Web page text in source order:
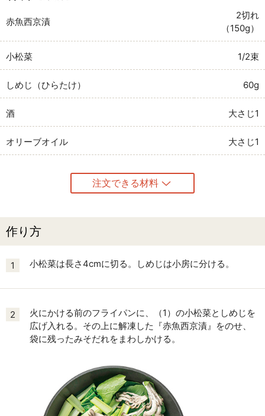
赤魚西京漬
2切れ
（150g）
小松菜 1/2束
しめじ（ひらたけ） 60g
酒 大さじ1
オリーブオイル 大さじ1
注文できる材料
作り方
1 小松菜は長さ4cmに切る。しめじは小房に分ける。
2
火にかける前のフライパンに、（1）の小松菜としめじを
広げ入れる。その上に解凍した『赤魚西京漬』をのせ、
袋に残ったみそだれをまわしかける。